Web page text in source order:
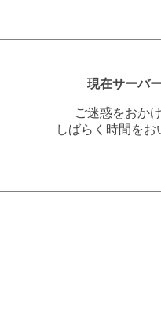
現在サーバ
ご迷惑をおか
しばらく時間を